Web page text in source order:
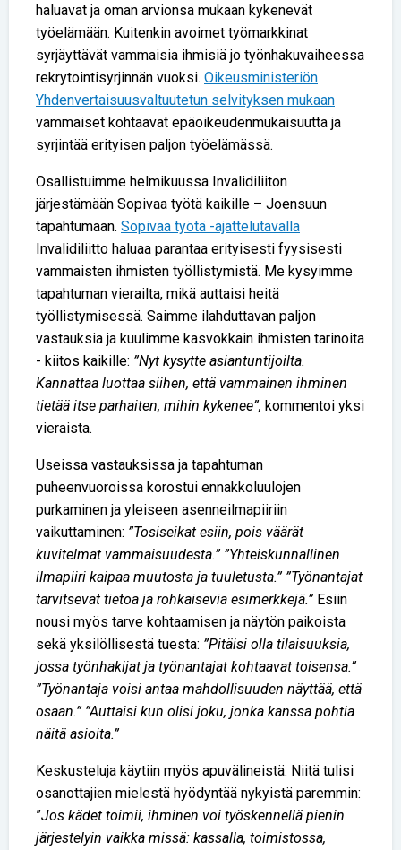
haluavat ja oman arvionsa mukaan kykenevät
työelämään. Kuitenkin avoimet työmarkkinat
syrjäyttävät vammaisia ihmisiä jo työnhakuvaiheessa
rekrytointisyrjinnän vuoksi. Oikeusministeriön
Yhdenvertaisuusvaltuutetun selvityksen mukaan
vammaiset kohtaavat epäoikeudenmukaisuutta ja
syrjintää erityisen paljon työelämässä.
Osallistuimme helmikuussa Invalidiliiton
järjestämään Sopivaa työtä kaikille – Joensuun
tapahtumaan. Sopivaa työtä -ajattelutavalla
Invalidiliitto haluaa parantaa erityisesti fyysisesti
vammaisten ihmisten työllistymistä. Me kysyimme
tapahtuman vierailta, mikä auttaisi heitä
työllistymisessä. Saimme ilahduttavan paljon
vastauksia ja kuulimme kasvokkain ihmisten tarinoita
- kiitos kaikille: ”Nyt kysytte asiantuntijoilta.
Kannattaa luottaa siihen, että vammainen ihminen
tietää itse parhaiten, mihin kykenee”, kommentoi yksi
vieraista.
Useissa vastauksissa ja tapahtuman
puheenvuoroissa korostui ennakkoluulojen
purkaminen ja yleiseen asenneilmapiiriin
vaikuttaminen: ”Tosiseikat esiin, pois väärät
kuvitelmat vammaisuudesta.” ”Yhteiskunnallinen
ilmapiiri kaipaa muutosta ja tuuletusta.” ”Työnantajat
tarvitsevat tietoa ja rohkaisevia esimerkkejä.”Esiin
nousi myös tarve kohtaamisen ja näytön paikoista
sekä yksilöllisestä tuesta: ”Pitäisi olla tilaisuuksia,
jossa työnhakijat ja työnantajat kohtaavat toisensa.”
”Työnantaja voisi antaa mahdollisuuden näyttää, että
osaan.” ”Auttaisi kun olisi joku, jonka kanssa pohtia
näitä asioita.”
Keskusteluja käytiin myös apuvälineistä. Niitä tulisi
osanottajien mielestä hyödyntää nykyistä paremmin:
”Jos kädet toimii, ihminen voi työskennellä pienin
järjestelyin vaikka missä: kassalla, toimistossa,